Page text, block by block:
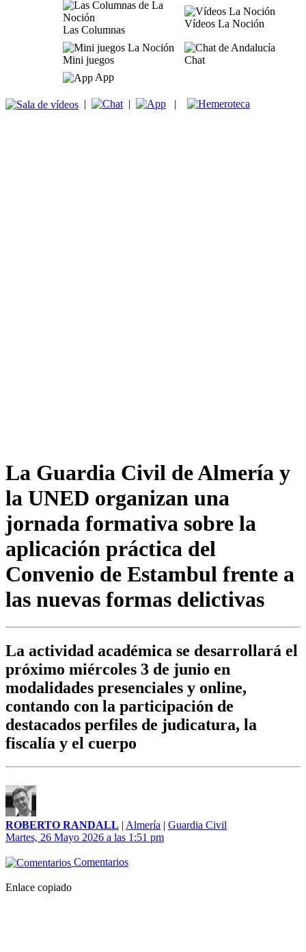
Las Columnas
Vídeos La Noción
Mini juegos
Chat
App
| | |
La Guardia Civil de Almería y
la UNED organizan una
jornada formativa sobre la
aplicación práctica del
Convenio de Estambul frente a
las nuevas formas delictivas
La actividad académica se desarrollará el
próximo miércoles 3 de junio en
modalidades presenciales y online,
contando con la participación de
destacados perfiles de judicatura, la
fiscalía y el cuerpo
ROBERTO RANDALL | Almería | Guardia Civil
Martes, 26 Mayo 2026 a las 1:51 pm
Comentarios
Enlace copiado